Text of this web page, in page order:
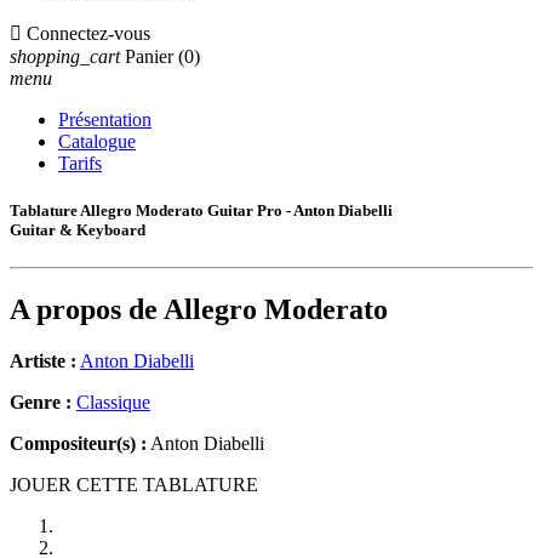
 Connectez-vous
shopping_cart Panier (0)
menu
Présentation
Catalogue
Tarifs
Tablature Allegro Moderato Guitar Pro - Anton Diabelli
Guitar & Keyboard
A propos de Allegro Moderato
Artiste : Anton Diabelli
Genre : Classique
Compositeur(s) : Anton Diabelli
JOUER CETTE TABLATURE